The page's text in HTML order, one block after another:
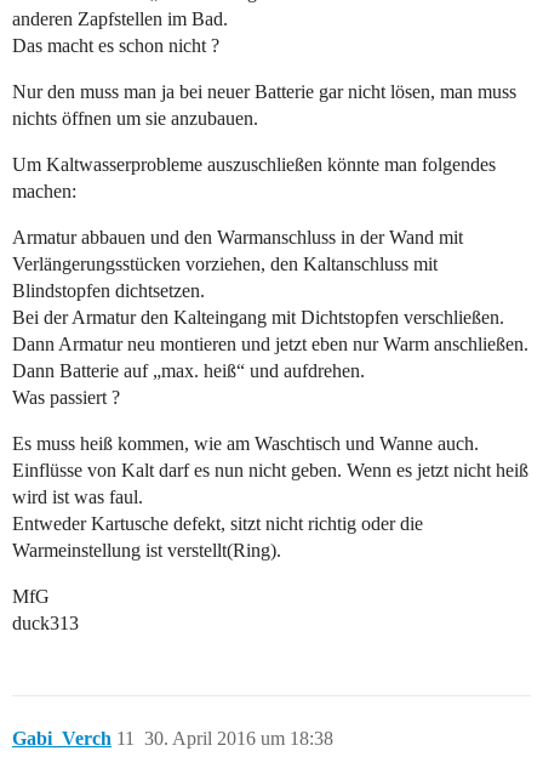
anderen Zapfstellen im Bad.
Das macht es schon nicht ?
Nur den muss man ja bei neuer Batterie gar nicht lösen, man muss
nichts öffnen um sie anzubauen.
Um Kaltwasserprobleme auszuschließen könnte man folgendes
machen:
Armatur abbauen und den Warmanschluss in der Wand mit
Verlängerungsstücken vorziehen, den Kaltanschluss mit
Blindstopfen dichtsetzen.
Bei der Armatur den Kalteingang mit Dichtstopfen verschließen.
Dann Armatur neu montieren und jetzt eben nur Warm anschließen.
Dann Batterie auf „max. heiß“ und aufdrehen.
Was passiert ?
Es muss heiß kommen, wie am Waschtisch und Wanne auch.
Einflüsse von Kalt darf es nun nicht geben. Wenn es jetzt nicht heiß
wird ist was faul.
Entweder Kartusche defekt, sitzt nicht richtig oder die
Warmeinstellung ist verstellt(Ring).
MfG
duck313
Gabi_Verch 30. April 2016 um 18:38
11